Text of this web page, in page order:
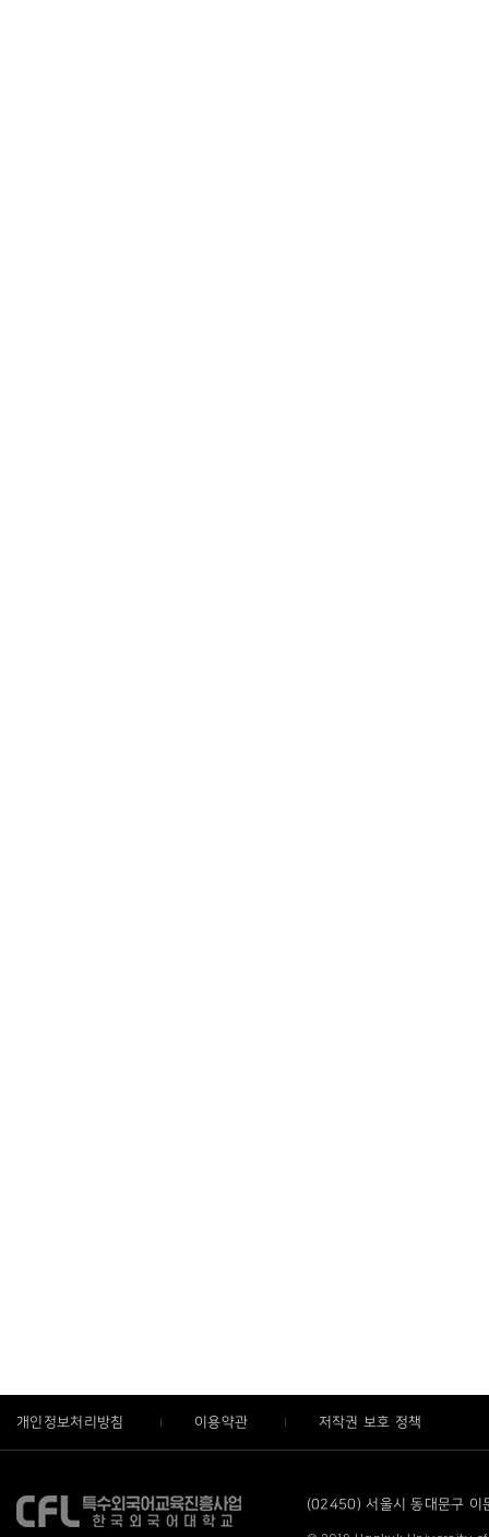
개인정보처리방침 이용약관 저작권 보호 정책
(02450) 서울시 동대문구